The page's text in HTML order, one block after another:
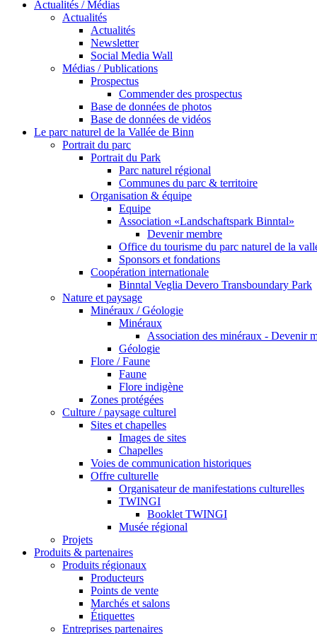
Actualités / Médias
Actualités
Actualités
Newsletter
Social Media Wall
Médias / Publications
Prospectus
Commender des prospectus
Base de données de photos
Base de données de vidéos
Le parc naturel de la Vallée de Binn
Portrait du parc
Portrait du Park
Parc naturel régional
Communes du parc & territoire
Organisation & équipe
Equipe
Association «Landschaftspark Binntal»
Devenir membre
Office du tourisme du parc naturel de la
Sponsors et fondations
Coopération internationale
Binntal Veglia Devero Transboundary Park
Nature et paysage
Minéraux / Géologie
Minéraux
Association des minéraux - Devenir
Géologie
Flore / Faune
Faune
Flore indigène
Zones protégées
Culture / paysage culturel
Sites et chapelles
Images de sites
Chapelles
Voies de communication historiques
Offre culturelle
Organisateur de manifestations culturelles
TWINGI
Booklet TWINGI
Musée régional
Projets
Produits & partenaires
Produits régionaux
Producteurs
Points de vente
Marchés et salons
Étiquettes
Entreprises partenaires